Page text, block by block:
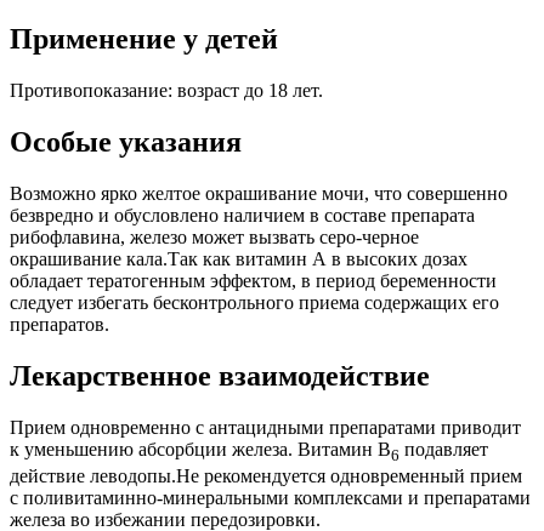
Применение у детей
Противопоказание: возраст до 18 лет.
Особые указания
Возможно ярко желтое окрашивание мочи, что совершенно
безвредно и обусловлено наличием в составе препарата
рибофлавина, железо может вызвать серо-черное
окрашивание кала.Так как витамин А в высоких дозах
обладает тератогенным эффектом, в период беременности
следует избегать бесконтрольного приема содержащих его
препаратов.
Лекарственное взаимодействие
Прием одновременно с антацидными препаратами приводит
к уменьшению абсорбции железа. Витамин В6 подавляет
действие леводопы.Не рекомендуется одновременный прием
с поливитаминно-минеральными комплексами и препаратами
железа во избежании передозировки.